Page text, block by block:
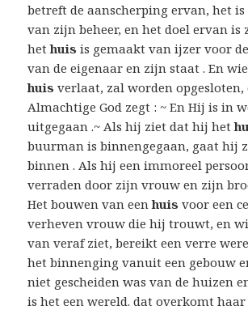
betreft de aanscherping ervan, het is
van zijn beheer, en het doel ervan is
hethuis is gemaakt van ijzer voor
van de eigenaar en zijn staat . En
huis verlaat, zal worden opgesloten,
Almachtige God zegt : ~ En Hij is in
uitgegaan .~ Als hij ziet dat hij het
buurman is binnengegaan, gaat hij
binnen . Als hij een immoreel
verraden door zijn vrouw en zijn
Het bouwen van eenhuis voor een
verheven vrouw die hij trouwt, en
van veraf ziet, bereikt een verre
het binnenging vanuit een gebouw
niet gescheiden was van de huizen
is het een wereld. dat overkomt haar